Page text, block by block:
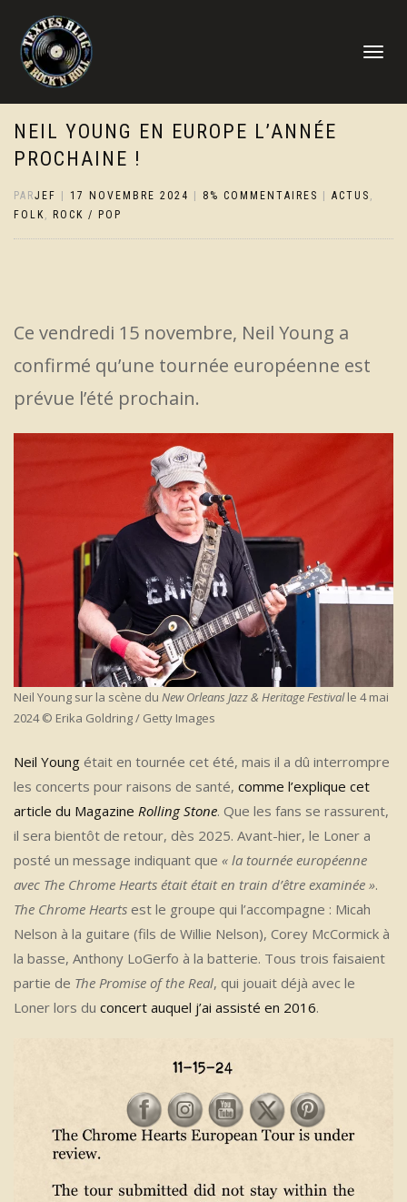
DÉPLIER
NEIL YOUNG EN EUROPE L’ANNÉE
PROCHAINE !
PARJEF 17 NOVEMBRE 2024 8% COMMENTAIRES ACTUS ,
FOLK, ROCK / POP
Ce vendredi 15 novembre, Neil Young a
confirmé qu’une tournée européenne est
prévue l’été prochain.
Neil Young sur la scène du New Orleans Jazz & Heritage Festivalle 4 mai
2024 © Erika Goldring / Getty Images
Neil Young était en tournée cet été, mais il a dû interrompre
les concerts pour raisons de santé, comme l’explique cet
article du Magazine Rolling Stone. Que les fans se rassurent,
il sera bientôt de retour, dès 2025. Avant-hier, le Loner a
posté un message indiquant que « la tournée européenne
avec The Chrome Hearts était était en train d’être examinée ».
The Chrome Hearts est le groupe qui l’accompagne : Micah
Nelson à la guitare (fils de Willie Nelson), Corey McCormick à
la basse, Anthony LoGerfo à la batterie. Tous trois faisaient
partie de The Promise of the Real, qui jouait déjà avec le
Loner lors du concert auquel j’ai assisté en 2016.